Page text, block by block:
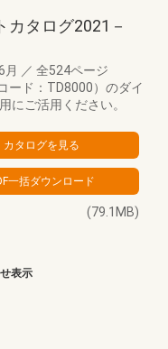
カタログ2021－
月 ／ 全524ページ
ード：TD8000）のダイ
にご活用ください。
(79.1MB)
表示